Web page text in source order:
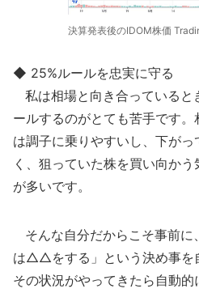
決算発表後のIDOM株価
◆ 25%ルールを忠実に守る
私は相場と向き合っていると
ールするのがとても苦手です
は調子に乗りやすいし、下が
く、狙っていた株を買い向か
が多いです。
そんな自分だからこそ事前に
は△△をする」という決め事を
その状況がやってきたら自動